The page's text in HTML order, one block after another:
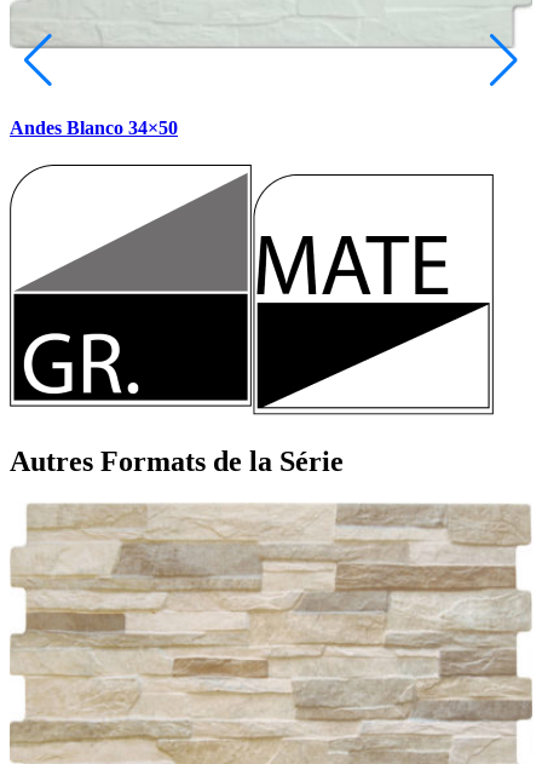
Andes Blanco 34×50
Autres Formats de la Série